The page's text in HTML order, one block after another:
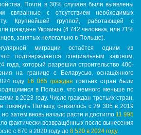
Почти в 30% случаев были выявлены
связанные с отсутствием необходимых
Крупнейшей группой, работающей с
граждане Украины (4 742 человека, или 71%
занятых нелегально в Польше).
миграции остаётся одним из
подтверждается специальным законом,
года, который разрешил строительство 400-
на границе с Беларусью, оснащённого
году 16 065 граждан третьих стран были
в Польше, что немного меньше по
в 2023 году. Число граждан третьих стран,
покинуть Польшу, снизилось с 29 305 в 2019
но затем вновь начало расти и достигло 11 995
фактически возвращённых после вынесения
с 870 в 2020 году до 8 520 в 2024 году.